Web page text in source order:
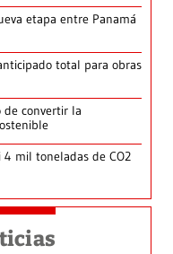
etapa entre Panamá
total para obras
de convertir la
mil toneladas de CO2